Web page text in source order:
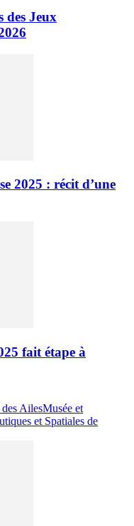
des Jeux
2025 : récit d’une
fait étape à
AilesMusée et
et Spatiales de